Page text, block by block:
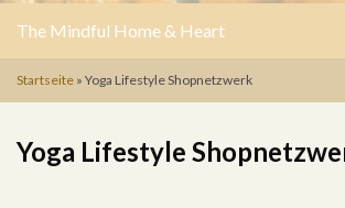
The Mindful Home & Heart
Startseite » Yoga Lifestyle Shopnetzwerk
Yoga Lifestyle